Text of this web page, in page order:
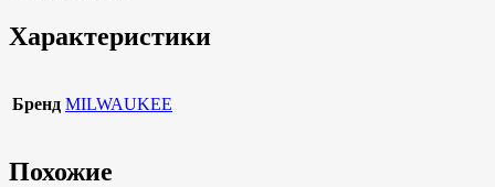
Характеристики
Бренд MILWAUKEE
Похожие